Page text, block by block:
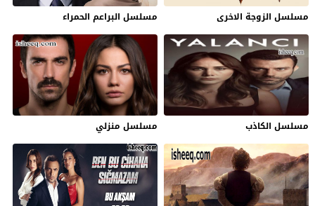
مسلسل الزوجة الاخرى مسلسل البراعم الحمراء
مسلسل الكاذب مسلسل منزلي